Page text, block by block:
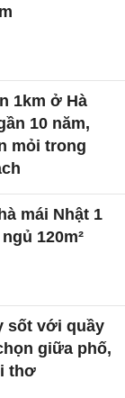
1km ở Hà
10 năm,
mỏi trong
mái Nhật 1
120m²
sốt với quầy
giữa phố,
thơ